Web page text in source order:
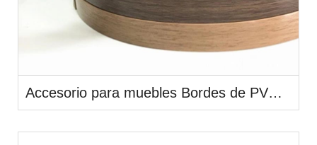
Accesorio para muebles Bordes de PVC de alto brillo